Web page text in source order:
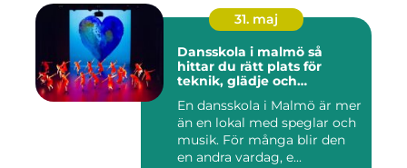
31. maj
Dansskola i malmö så
hittar du rätt plats för
teknik, glädje och
En dansskola i Malmö är mer
än en lokal med speglar och
musik. För många blir den
en andra vardag, e...